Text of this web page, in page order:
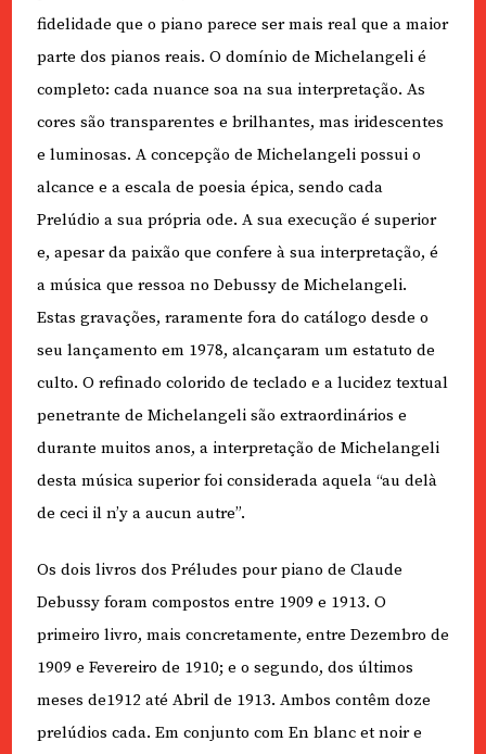
fidelidade que o piano parece ser mais real que a maior
parte dos pianos reais. O domínio de Michelangeli é
completo: cada nuance soa na sua interpretação. As
cores são transparentes e brilhantes, mas iridescentes
e luminosas. A concepção de Michelangeli possui o
alcance e a escala de poesia épica, sendo cada
Prelúdio a sua própria ode. A sua execução é superior
e, apesar da paixão que confere à sua interpretação, é
a música que ressoa no Debussy de Michelangeli.
Estas gravações, raramente fora do catálogo desde o
seu lançamento em 1978, alcançaram um estatuto de
culto. O refinado colorido de teclado e a lucidez textual
penetrante de Michelangeli são extraordinários e
durante muitos anos, a interpretação de Michelangeli
desta música superior foi considerada aquela “au delà
de ceci il n’y a aucun autre”.
Os dois livros dos Préludes pour piano de Claude
Debussy foram compostos entre 1909 e 1913. O
primeiro livro, mais concretamente, entre Dezembro de
1909 e Fevereiro de 1910; e o segundo, dos últimos
meses de1912 até Abril de 1913. Ambos contêm doze
prelúdios cada. Em conjunto com En blanc et noir e